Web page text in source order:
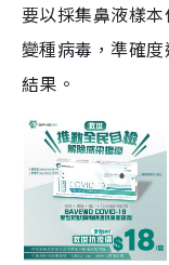
要以採集鼻液樣
變種病毒，準確
結果。